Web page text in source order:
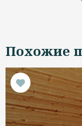
Похожие